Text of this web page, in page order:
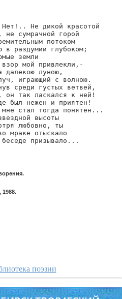
Не дикой красотой
не сумрачной горой
потоком
в раздумии глубоком;
земли
мой привлекли,-
далекою луною,
играющий с волною.
среди густых ветвей,
он так ласкался к ней!
был нежен и приятен!
стал тогда понятен...
высоты
любовно, ты
мраке отыскало
призывало...
1988.
поэзии